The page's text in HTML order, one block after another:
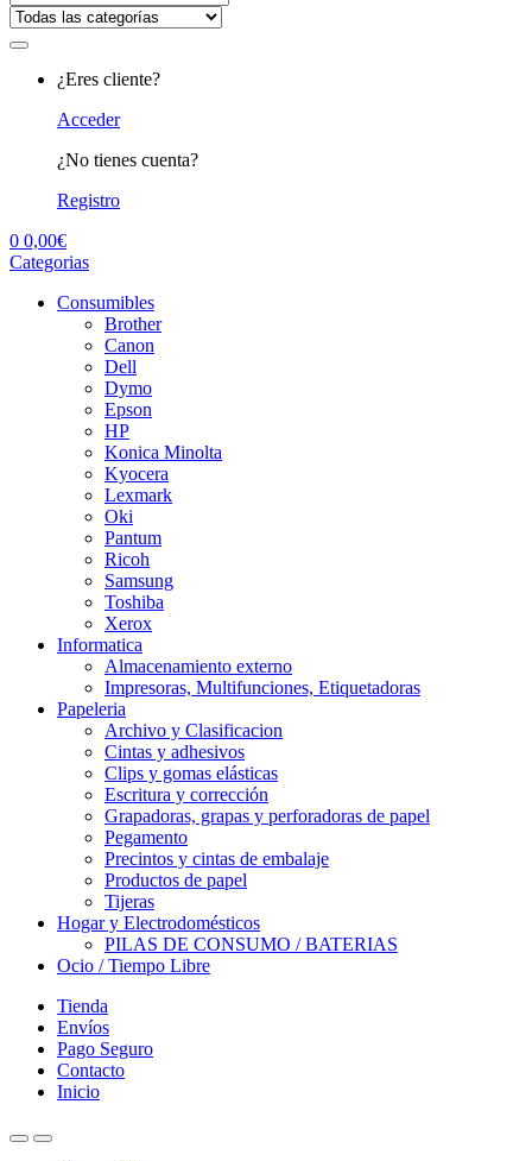
¿Eres cliente?
Acceder
¿No tienes cuenta?
Registro
0 0,00€
Categorias
Consumibles
Brother
Canon
Dell
Dymo
Epson
HP
Konica Minolta
Kyocera
Lexmark
Oki
Pantum
Ricoh
Samsung
Toshiba
Xerox
Informatica
Almacenamiento externo
Impresoras, Multifunciones, Etiquetadoras
Papeleria
Archivo y Clasificacion
Cintas y adhesivos
Clips y gomas elásticas
Escritura y corrección
Grapadoras, grapas y perforadoras de papel
Pegamento
Precintos y cintas de embalaje
Productos de papel
Tijeras
Hogar y Electrodomésticos
PILAS DE CONSUMO / BATERIAS
Ocio / Tiempo Libre
Tienda
Envíos
Pago Seguro
Contacto
Inicio